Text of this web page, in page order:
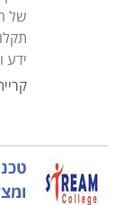
או תחזוקת
שבה נלמד
והתשלום קשור
מעט קורסים
לחיילים
מחפשים עוד
של
ידע